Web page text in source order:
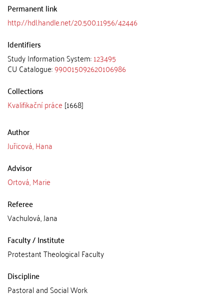
Permanent link
http://hdl.handle.net/20.500.11956/42446
Identifiers
Study Information System:123495
CU Catalogue:990015092620106986
Collections
Kvalifikační práce [1668]
Author
Juřicová, Hana
Advisor
Ortová, Marie
Referee
Vachulová, Jana
Faculty / Institute
Protestant Theological Faculty
Discipline
Pastoral and Social Work